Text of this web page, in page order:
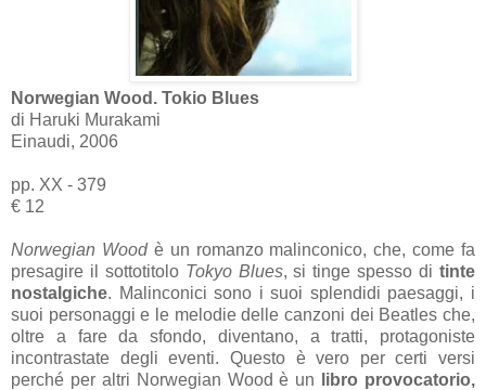
Norwegian Wood. Tokio Blues
di Haruki Murakami
Einaudi, 2006
pp. XX - 379
€ 12
Norwegian Woodè un romanzo malinconico, che, come fa
presagire il sottotitolo Tokyo Blues, si tinge spesso ditinte
nostalgiche. Malinconici sono i suoi splendidi paesaggi, i
suoi personaggi e le melodie delle canzoni dei Beatles che,
oltre a fare da sfondo, diventano, a tratti, protagoniste
incontrastate degli eventi. Questo è vero per certi versi
perché per altri Norwegian Wood è un
libro provocatorio,